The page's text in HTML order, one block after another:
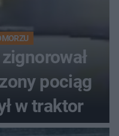
pociąg
w traktor